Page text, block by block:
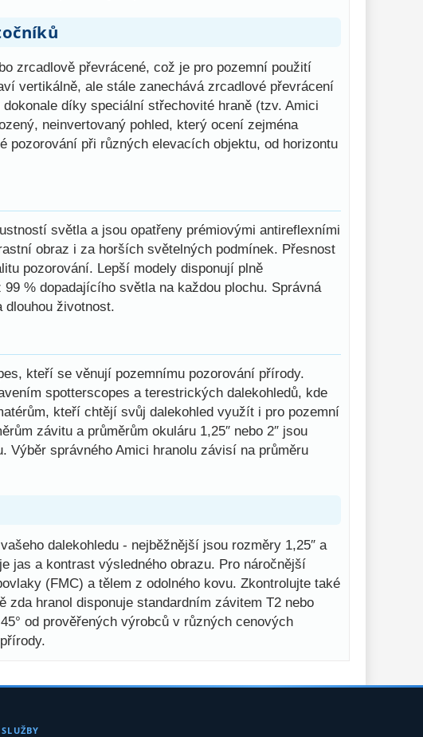
zrcadlově převrácené, což je pro pozemní použití
vertikálně, ale stále zanechává zrcadlové převrácení
díky speciální střechovité hraně (tzv. Amici
neinvertovaný pohled, který ocení zejména
pozorování při různých elevacích objektu, od horizontu
světla a jsou opatřeny prémiovými antireflexními
obraz i za horších světelných podmínek. Přesnost
pozorování. Lepší modely disponují plně
% dopadajícího světla na každou plochu. Správná
dlouhou životnost.
kteří se věnují pozemnímu pozorování přírody.
spotterscopes a terestrických dalekohledů, kde
kteří chtějí svůj dalekohled využít i pro pozemní
závitu a průměrům okuláru 1,25″ nebo 2″ jsou
Výběr správného Amici hranolu závisí na průměru
dalekohledu - nejběžnější jsou rozměry 1,25″ a
jas a kontrast výsledného obrazu. Pro náročnější
(FMC) a tělem z odolného kovu. Zkontrolujte také
hranol disponuje standardním závitem T2 nebo
od prověřených výrobců v různých cenových
SLUŽBY